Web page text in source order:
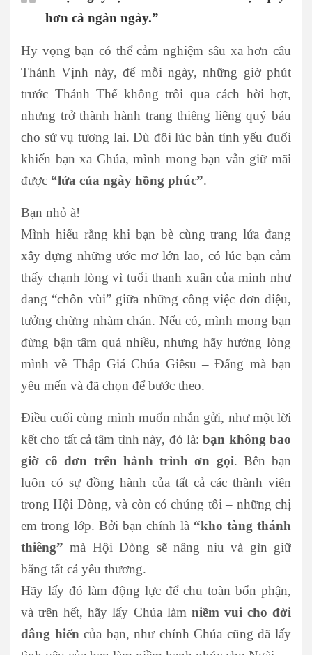
hơn cả ngàn ngày.”
Hy vọng bạn có thể cảm nghiệm sâu xa hơn câu
Thánh Vịnh này, để mỗi ngày, những giờ phút
trước Thánh Thể không trôi qua cách hời hợt,
nhưng trở thành hành trang thiêng liêng quý báu
cho sứ vụ tương lai. Dù đôi lúc bản tính yếu đuối
khiến bạn xa Chúa, mình mong bạn vẫn giữ mãi
được “lửa của ngày hồng phúc”.
Bạn nhỏ à!
Mình hiểu rằng khi bạn bè cùng trang lứa đang
xây dựng những ước mơ lớn lao, có lúc bạn cảm
thấy chạnh lòng vì tuổi thanh xuân của mình như
đang “chôn vùi” giữa những công việc đơn điệu,
tưởng chừng nhàm chán. Nếu có, mình mong bạn
đừng bận tâm quá nhiều, nhưng hãy hướng lòng
mình về Thập Giá Chúa Giêsu – Đấng mà bạn
yêu mến và đã chọn để bước theo.
Điều cuối cùng mình muốn nhắn gửi, như một lời
kết cho tất cả tâm tình này, đó là:bạn không bao
giờ cô đơn trên hành trình ơn gọi. Bên bạn
luôn có sự đồng hành của tất cả các thành viên
trong Hội Dòng, và còn có chúng tôi – những chị
em trong lớp. Bởi bạn chính là “kho tàng thánh
thiêng” mà Hội Dòng sẽ nâng niu và gìn giữ
bằng tất cả yêu thương.
Hãy lấy đó làm động lực để chu toàn bổn phận,
và trên hết, hãy lấy Chúa làm niềm vui cho đời
dâng hiến của bạn, như chính Chúa cũng đã lấy